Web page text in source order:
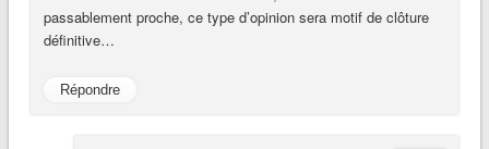
passablement proche, ce type d’opinion sera motif de clôture
définitive…
Répondre